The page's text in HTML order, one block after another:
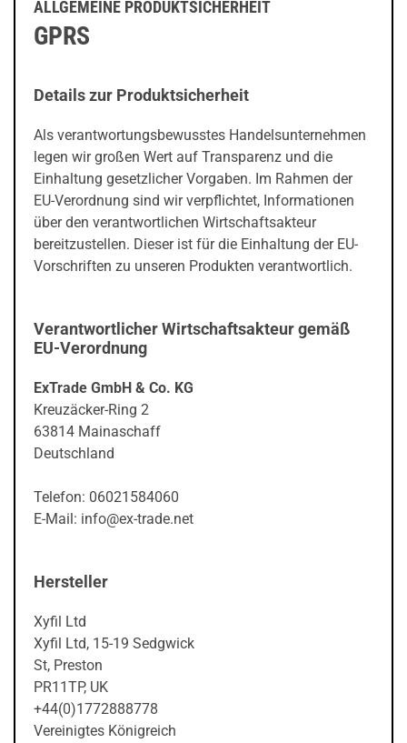
ALLGEMEINE PRODUKTSICHERHEIT
GPRS
Details zur Produktsicherheit
Als verantwortungsbewusstes Handelsunternehmen
legen wir großen Wert auf Transparenz und die
Einhaltung gesetzlicher Vorgaben. Im Rahmen der
EU-Verordnung sind wir verpflichtet, Informationen
über den verantwortlichen Wirtschaftsakteur
bereitzustellen. Dieser ist für die Einhaltung der EU-
Vorschriften zu unseren Produkten verantwortlich.
Verantwortlicher Wirtschaftsakteur gemäß
EU-Verordnung
ExTrade GmbH & Co. KG
Kreuzäcker-Ring 2
63814 Mainaschaff
Deutschland
Telefon: 06021584060
E-Mail: info@ex-trade.net
Hersteller
Xyfil Ltd
Xyfil Ltd, 15-19 Sedgwick
St, Preston
PR11TP, UK
+44(0)1772888778
Vereinigtes Königreich